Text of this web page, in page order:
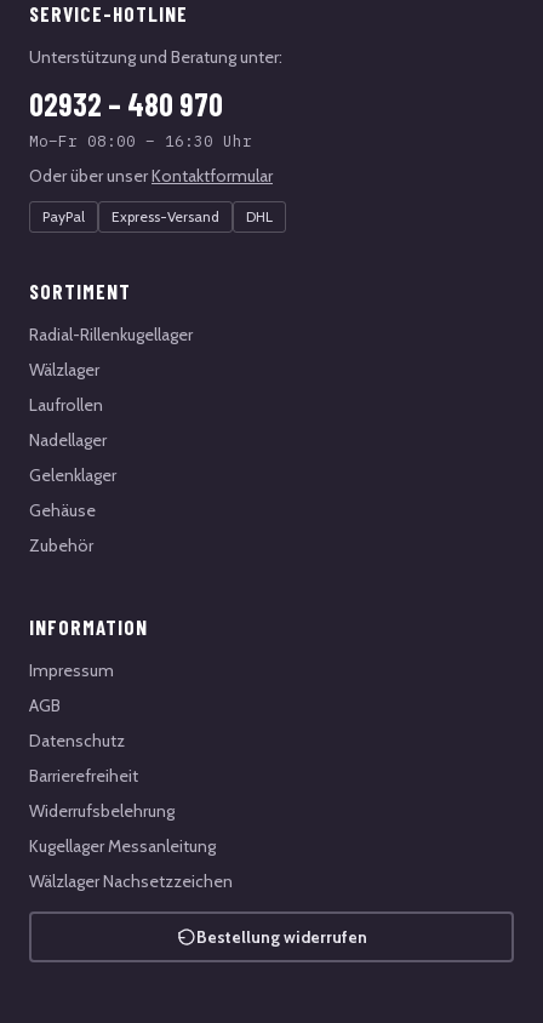
SERVICE-HOTLINE
Unterstützung und Beratung unter:
02932 – 480 970
Mo–Fr 08:00 – 16:30 Uhr
Oder über unserKontaktformular
PayPal Express-Versand DHL
SORTIMENT
Radial-Rillenkugellager
Wälzlager
Laufrollen
Nadellager
Gelenklager
Gehäuse
Zubehör
INFORMATION
Impressum
AGB
Datenschutz
Barrierefreiheit
Widerrufsbelehrung
Kugellager Messanleitung
Wälzlager Nachsetzzeichen
Bestellung widerrufen